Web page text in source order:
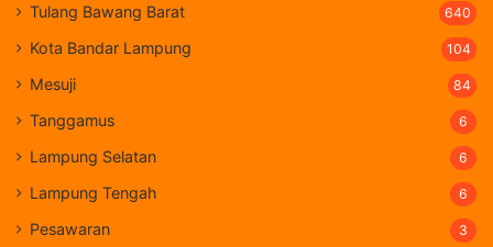
Tulang Bawang Barat 640
Kota Bandar Lampung 104
Mesuji 84
Tanggamus 6
Lampung Selatan 6
Lampung Tengah 6
Pesawaran 3